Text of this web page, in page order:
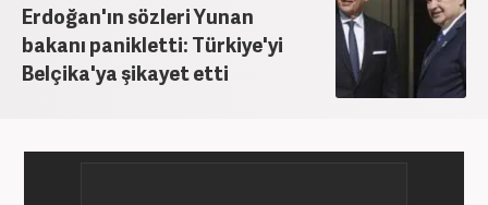
Erdoğan'ın sözleri Yunan
bakanı panikletti: Türkiye'yi
Belçika'ya şikayet etti